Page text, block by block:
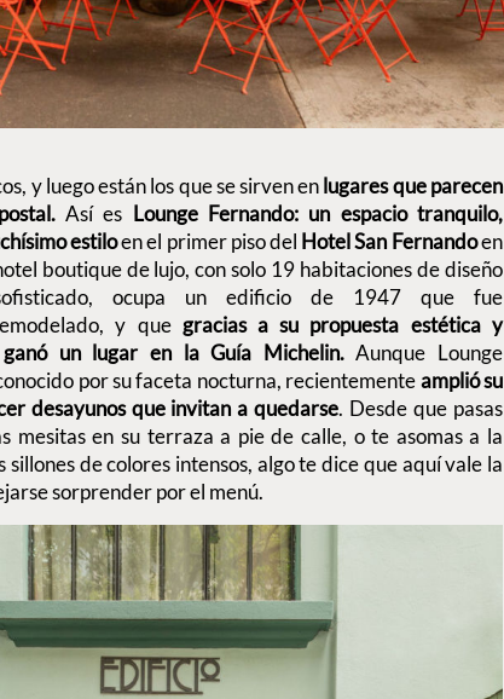
y luego están los que se sirven enlugares que parecen
Así es Lounge Fernando: un espacio tranquilo,
estiloen el primer piso del Hotel San Fernandoen
boutique de lujo, con solo 19 habitaciones de diseño
ocupa un edificio de 1947 que fue
y que gracias a su propuesta estética y
ganó un lugar en la Guía Michelin.Aunque Lounge
por su faceta nocturna, recientementeamplió su
desayunos que invitan a quedarse. Desde que pasas
mesitas en su terraza a pie de calle, o te asomas a la
de colores intensos, algo te dice que aquí vale la
sorprender por el menú.